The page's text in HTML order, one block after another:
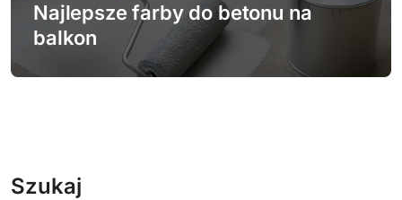
Najlepsze farby do betonu na
balkon
Szukaj